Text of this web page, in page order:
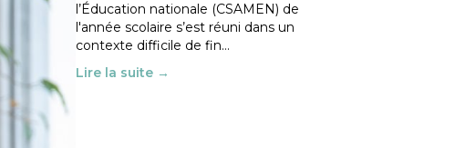
l’Éducation nationale (CSAMEN) de
l'année scolaire s’est réuni dans un
contexte difficile de fin…
Lire la suite →